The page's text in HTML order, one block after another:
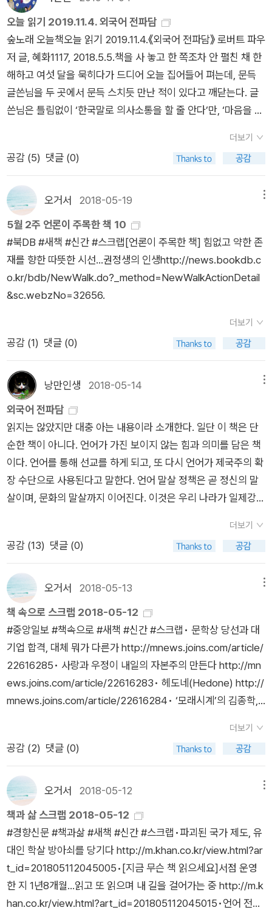
았다. 그는 평생 외국어를 학습하며 언어를 둘러싼 인류 보편의
문화사에 관심을 두어 왔으며, 이 책은 그동안 그가 고찰한 외국
어 문화사의 응집체라 할 수 있다. 그의 그러한 노력으로 인해 『외
국어 전파담』에는 한국과 일본, 중국은 물론 인도와 베트남, 몽고,
이슬람 왕조, 아프리카와 아메리카 선주민 등 다양한 문화권의 언
어를 둘러싼 여러 풍경이 매우 포괄적으로 담겨 있다. 그 덕분에
우리는 외국어, 언어라는 키워드가 각 문화권별로 어떻게 활용,
전파, 습득되었는지에 대해 알게 되는 것은 물론 서로 다른 문화
권에서 그것이 어떤 차이와 유사점을 가지고 있는가에 대해서도
지점은, 이 책이 단지 지난 역사의 사실만 나열하고 있지 않다는
것이다. 언어에 대한 그의 호기심과 탐구는 현재진행형이다. 그는
다양한 자료를 통해 인류 역사에서 언어의 전파가 만들어낸 매우
특별한 문화사를 서술하면서 동시에 오늘날, 바로 21세기 현재
시점에서 외국어가 어떤 풍경으로 전파, 활용되고 있는지, 나아가
언어의 전파가 어떤 변화를 만들어내고 있는가에 대해서도 살피
고 있다. 우리에게 외국어는 진학과 취업, 승진, 여행을 위한 매우
러싼 현상은 단순히 도구적 역할에 머물지 않는다. 이는 세계 주
요 도시에서 외국어라는 개념 자체가 거의 사라져 가고 있고, 이
미 제2언어, 제3언어의 단계로 진입한 지 오래 되었다는 단선적
인 접근을 의미하는 것이 아니다. 글로벌 시대를 관통해오며 근대
의 도시화와는 다른 방식의 도시화가 전 세계적으로 확산되면서,
언어의 다양성은 급속도로 위축되고 있다. 사용가능한 언어의 숫
자는 갈수록 줄어들고, 대도시의 시스템 안에서 안착한 언어만이
살아남고 있다. 이러한 현상이 갈수록 심화될 것이 분명해 보이는
시점에 인류는 또다른 대안을 창조해내고 있다. 바로 인공지능을
장착한 통번역 장치의 등장이다. 로버트 파우저는 언어를 둘러싼
새로운 변화의 목전에서 섣부른 대안과 전망을 내놓는 대신, 앞으
로 우리가 언어를 어떻게 대해야 하는가에 대해 물음표를 던진다.
로버트 파우저의 『외국어 전파담』은 통해 다른 언어권의 언어를
가 인류의 문화사에 어떤 역할을 해왔는가에 대해 흥미진진하게
서술하고 있다. 하지만 우리가 이 책에서 주목할 부분은 또 있다.
그는 이 책을 통해 외국어를 둘러싼 거대한 변화를 목전에 둔 우
리가 이후의 언어의 전파 과정과 그 양상을 어떻게 바라볼 것인가
에 대해 생각해볼 것을 제안하고 있다. 이 제안이 매우 흥미로운
것은 그것이 언어에 국한된 게 아니기 때문이다. 과거의 역사가
그래왔듯 언어 전파의 역사는 곧 인류 문명의 역사이며, 앞으로의
언어 전파 과정을 살핀다는 것은 곧 우리와 언어를 둘러싼 문명의
귀하고 흥미로운 시각 자료들 1988년부터 1992년까지 한국에
머물렀다가, 다시 2008년 서울대 국어교육과 교수로 임용되어
2014년까지 서울 생활을 했던 로버트 파우저 전 교수는 처음부
터 끝까지 이 책을 오로지 한글로 집필했다. 그가 한글로 쓴 이 책
은 외국인의 서툰 도전의 결과물이 아니다. 한국어로 말하고 듣는
것은 물론, 한글을 쓰고 읽는 데 전혀 문제가 없는 그는 이 책을
통해 독자들에게 전하고 싶은 이야기가 무엇인지 분명하게 알고
있었으며, 그것을 정확하게 구현했다. 하지만 자신의 모국어인 영
어로 쓰는 것만큼 편하지는 않았을 이 책을 그에게는 ‘외국어’일
한글로 집필한 까닭은 무엇인가. 그는 ‘한국에 살면서 만난 수많
오늘 읽기 2019.11.4. 외국어 전파담
숲노래 오늘책오늘 읽기 2019.11.4.《외국어 전파담》 로버트 파우
저 글, 혜화1117, 2018.5.5.책을 사 놓고 한 쪽조차 안 펼친 채 한
해하고 여섯 달을 묵히다가 드디어 오늘 집어들어 펴는데, 문득
글쓴님을 두 곳에서 문득 스치듯 만난 적이 있다고 깨닫는다. 글
쓴님은 틀림없이 ‘한국말로 의사소통을 할 줄 안다’만, ‘마음을 밝
전파담》은 교수라는 자리에서 대학생을 가르칠 적에 쓸 만한 교
재로는 알맞겠구나 싶다. 맞다. ‘서양하고 동양에서 흘러온 다국
어 교육 정책을 잘 정리한’ 교재이다. 그러나 ‘지구라는 별에서 말
이 태어나고 흐르며 이야기로 피어난 살림’은 들여다보지는 못했
구나 싶다. 이웃말을 배우는 즐거움이란 좋다. 그런데 이웃나라
말을 ‘학자 눈높이’에서 배우는지, ‘어린이 눈높이’에서 배우는지,
‘수수한 골목사람이나 시골사람 눈높이’에서 배우는지를 생각해
야 하지 않을까? 이 책에 흐르는 한국말은 무늬는 한글이되 온통
번역 말씨에 일본 한자말이다. 학자로서 늘 보고 듣는 말이 이러
국어 교육 국가 정책”을 갈무리한 줄거리인 터라, 안팎이 뭔가 안
맞는다. 부디 동시하고 동화하고 옛이야기를 ‘그 나라 말(외국말)
더보기
공감 (5) 댓글 (0)
오거서 2018-05-19
5월 2주 언론이 주목한 책 10
#북DB #새책 #신간 #스크랩[언론이 주목한 책] 힘없고 약한 존
재를 향한 따뜻한 시선…권정생의 인생http://news.bookdb.c
o.kr/bdb/NewWalk.do?_method=NewWalkActionDetail
&sc.webzNo=32656.
더보기
공감 (1) 댓글 (0)
낭만인생 2018-05-14
외국어 전파담
읽지는 않았지만 대충 아는 내용이라 소개한다. 일단 이 책은 단
순한 책이 아니다. 언어가 가진 보이지 않는 힘과 의미를 담은 책
이다. 언어를 통해 선교를 하게 되고, 또 다시 언어가 제국주의 확
장 수단으로 사용된다고 말한다. 언어 말살 정책은 곧 정신의 말
살이며, 문화의 말살까지 이어진다. 이것은 우리 나라가 일제강점
더보기
공감 (13) 댓글 (0)
오거서 2018-05-13
책 속으로 스크랩 2018-05-12
#중앙일보 #책속으로 #새책 #신간 #스크랩• 문학상 당선과 대
기업 합격, 대체 뭐가 다른가 http://mnews.joins.com/article/
22616285• 사랑과 우정이 내일의 자본주의 만든다 http://mn
ews.joins.com/article/22616283• 헤도네(Hedone) http://
mnews.joins.com/article/22616284• ‘모래시계’의 김종학,
이스라엘서 찾은 예수의 숨결 http://mnews.joins.com/articl
e/22616279• 나는 시간에 휩쓸리지 않는다 http://mnews.joi
ns.com/article/22616280• [책꽂이] 외국어 전파담 外 htt
p://mnews.joins.com/article/22616286.
더보기
공감 (2) 댓글 (0)
오거서 2018-05-12
책과 삶 스크랩 2018-05-12
‪#경향신문 #책과삶 #새책 #신간 #스크랩‪•파괴된 국가 제도, 유
대인 학살 방아쇠를 당기다 http://m.khan.co.kr/view.html?ar
t_id=201805112045005‬•‪[지금 무슨 책 읽으세요]서점 운영
한 지 1년8개월…읽고 또 읽으며 내 길을 걸어가는 중 http://m.k
han.co.kr/view.html?art_id=201805112045015‬•언어 전파